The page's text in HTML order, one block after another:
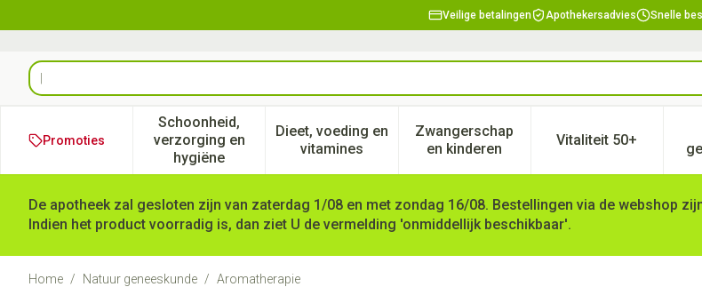
Veilige betalingen Apothekersadvies Snelle
Product, merk, categorie...
Promoties
Schoonheid,
verzorging en
hygiëne
Toon submenu voor Schoonheid, verzorging en hygiëne categorie
Dieet, voeding en
vitaminesToon submenu voor Dieet, voeding en vitamines
Zwangerschap
en kinderenToon submenu voor Zwangerschap
Vitaliteit 50+Toon submenu
De apotheek zal gesloten zijn van zaterdag 1/08 en met zondag 16/08. Bestellingen via de webshop
Indien het product voorradig is, dan ziet U de vermelding 'onmiddellijk beschikbaar'.
Home / Natuur geneeskunde / Aromatherapie